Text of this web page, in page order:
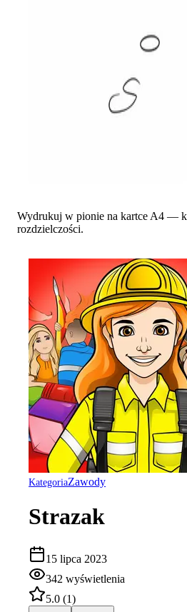
Wydrukuj w pionie na kartce A4 —
rozdzielczości.
KategoriaZawody
Strazak
15 lipca 2023
342 wyświetlenia
5.0 (1)